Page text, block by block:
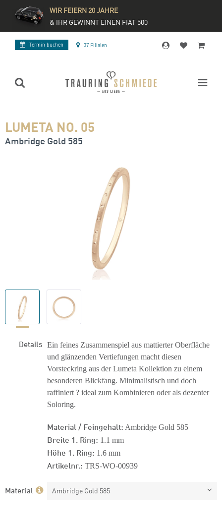
WIR FEIERN 20 JAHRE
& IHR GEWINNT EINEN FIAT 500
Termin buchen 37 Filialen
LUMETA NO. 05
Ambridge Gold 585
Details Ein feines Zusammenspiel aus mattierter Oberfläche
und glänzenden Vertiefungen macht diesen
Vorsteckring aus der Lumeta Kollektion zu einem
besonderen Blickfang. Minimalistisch und doch
raffiniert ? ideal zum Kombinieren oder als dezenter
Soloring.
Material / Feingehalt: Ambridge Gold 585
Breite 1. Ring: 1.1 mm
Höhe 1. Ring: 1.6 mm
Artikelnr.: TRS-WO-00939
Material Ambridge Gold 585